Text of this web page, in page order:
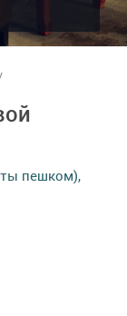
пешком),